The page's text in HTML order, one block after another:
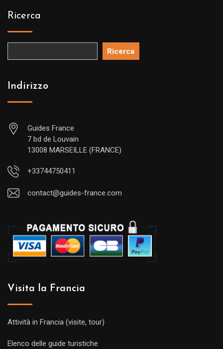
Ricerca
Ricerca
Indirizzo
Guides France
7 bd de Louvain
13008 MARSEILLE (FRANCE)
+33744750411
contact@guides-france.com
Visita la Francia
Attività in Francia (visite, tour)
Elenco delle guide turistiche